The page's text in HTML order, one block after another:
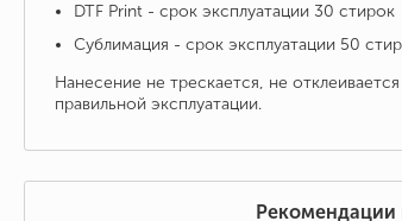
DTF Print - срок эксплуатации 30 стирок
Сублимация - срок эксплуатации 50
Нанесение не трескается, не
правильной эксплуатации.
Рекомендации